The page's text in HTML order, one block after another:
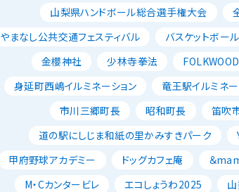
山梨県ハンドボール総合選手権大会
やまなし公共交通フェスティバル
バスケットボール
金櫻神社
少林寺拳法
身延町西嶋イルミネーション
竜王駅イルミネー
市川三郷町長
昭和町長 笛吹
道の駅にしじま和紙の里かみすきパーク
甲府野球アカデミー
ドッグカフェ庵 ＆
M・Cカンタービレ
エコしょうわ2025